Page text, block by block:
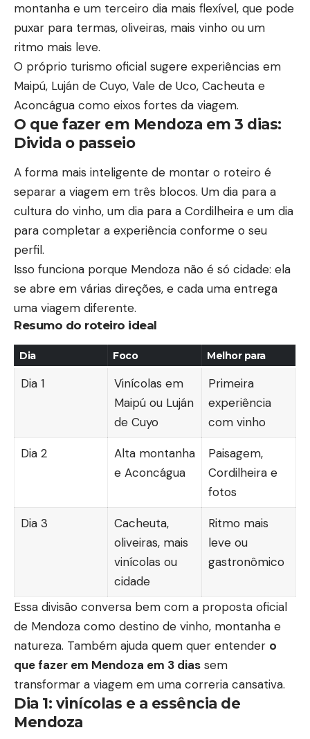
montanha e um terceiro dia mais flexível, que pode
puxar para termas, oliveiras, mais vinho ou um
ritmo mais leve.
O próprio turismo oficial sugere experiências em
Maipú, Luján de Cuyo, Vale de Uco, Cacheuta e
Aconcágua como eixos fortes da viagem.
O que fazer em Mendoza em 3 dias:
Divida o passeio
A forma mais inteligente de montar o roteiro é
separar a viagem em três blocos. Um dia para a
cultura do vinho, um dia para a Cordilheira e um dia
para completar a experiência conforme o seu
perfil.
Isso funciona porque Mendoza não é só cidade: ela
se abre em várias direções, e cada uma entrega
uma viagem diferente.
Resumo do roteiro ideal
Dia Foco Melhor para
Dia 1
Vinícolas em
Maipú ou Luján
de Cuyo
Primeira
experiência
com vinho
Dia 2
Alta montanha
e Aconcágua
Paisagem,
Cordilheira e
fotos
Dia 3
Cacheuta,
oliveiras, mais
vinícolas ou
cidade
Ritmo mais
leve ou
gastronômico
Essa divisão conversa bem com a proposta oficial
de Mendoza como destino de vinho, montanha e
natureza. Também ajuda quem quer entender o
que fazer em Mendoza em 3 dias sem
transformar a viagem em uma correria cansativa.
Dia 1: vinícolas e a essência de
Mendoza